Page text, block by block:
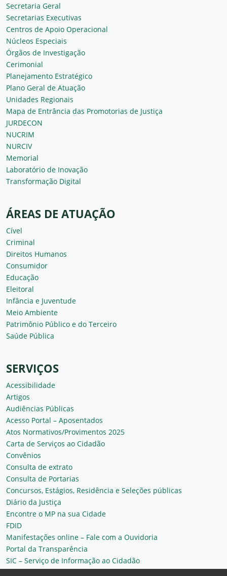
Secretaria Geral
Secretarias Executivas
Centros de Apoio Operacional
Núcleos Especiais
Órgãos de Investigação
Cerimonial
Planejamento Estratégico
Plano Geral de Atuação
Unidades Regionais
Mapa de Entrância das Promotorias de Justiça
JURDECON
NUCRIM
NURCIV
Memorial
Laboratório de Inovação
Transformação Digital
ÁREAS DE ATUAÇÃO
Cível
Criminal
Direitos Humanos
Consumidor
Educação
Eleitoral
Infância e Juventude
Meio Ambiente
Patrimônio Público e do Terceiro
Saúde Pública
SERVIÇOS
Acessibilidade
Artigos
Audiências Públicas
Acesso Portal – Aposentados
Atos Normativos/Provimentos 2025
Carta de Serviços ao Cidadão
Convênios
Consulta de extrato
Consulta de Portarias
Concursos, Estágios, Residência e Seleções públicas
Diário da Justiça
Encontre o MP na sua Cidade
FDID
Manifestações online – Fale com a Ouvidoria
Portal da Transparência
SIC – Serviço de Informação ao Cidadão
Plantão MP do Ceará